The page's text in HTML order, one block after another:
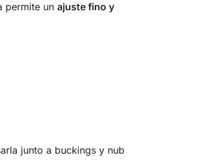
permite un ajuste fino y
junto a buckings y nub